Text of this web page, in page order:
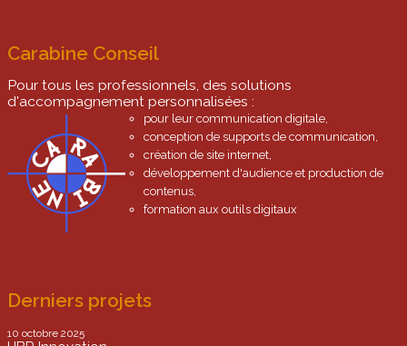
Carabine Conseil
Pour tous les professionnels, des solutions
d'accompagnement personnalisées :
pour leur communication digitale,
conception de supports de communication,
création de site internet,
développement d'audience et production de
contenus,
formation aux outils digitaux
Derniers projets
10 octobre 2025